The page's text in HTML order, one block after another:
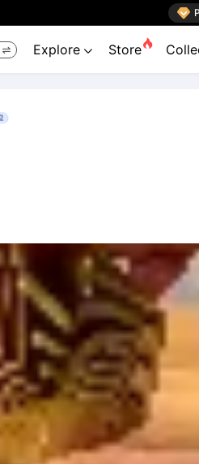

 Explore  Store